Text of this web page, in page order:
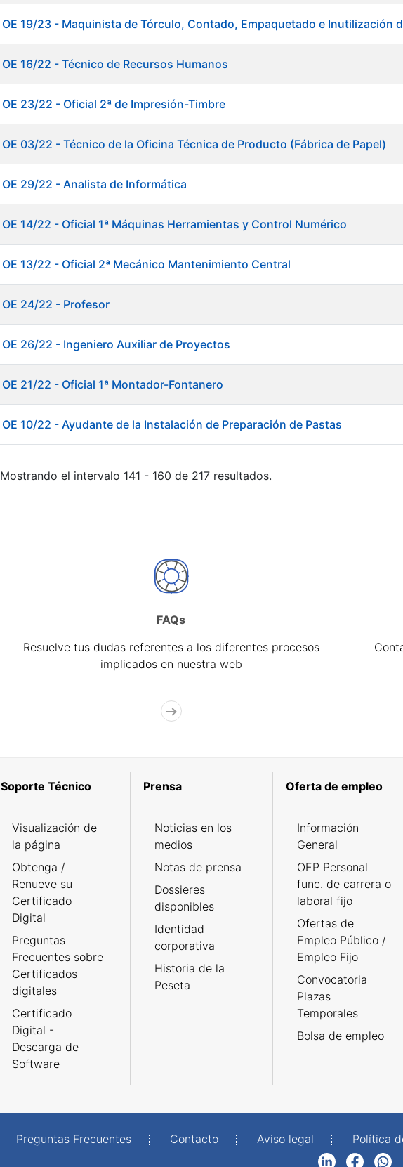
OE 19/23 - Maquinista de Tórculo, Contado, Empaquetado e Inutilización
OE 16/22 - Técnico de Recursos Humanos
OE 23/22 - Oficial 2ª de Impresión-Timbre
OE 03/22 - Técnico de la Oficina Técnica de Producto (Fábrica de Papel)
OE 29/22 - Analista de Informática
OE 14/22 - Oficial 1ª Máquinas Herramientas y Control Numérico
OE 13/22 - Oficial 2ª Mecánico Mantenimiento Central
OE 24/22 - Profesor
OE 26/22 - Ingeniero Auxiliar de Proyectos
OE 21/22 - Oficial 1ª Montador-Fontanero
OE 10/22 - Ayudante de la Instalación de Preparación de Pastas
Mostrando el intervalo 141 - 160 de 217 resultados.
FAQs
Resuelve tus dudas referentes a los diferentes procesos
implicados en nuestra web
Soporte Técnico
Visualización de
la página
Obtenga /
Renueve su
Certificado
Digital
Preguntas
Frecuentes sobre
Certificados
digitales
Certificado
Digital -
Descarga de
Software
Prensa
Noticias en los
medios
Notas de prensa
Dossieres
disponibles
Identidad
corporativa
Historia de la
Peseta
Oferta de empleo
Información
General
OEP Personal
func. de carrera o
laboral fijo
Ofertas de
Empleo Público /
Empleo Fijo
Convocatoria
Plazas
Temporales
Bolsa de empleo
Preguntas Frecuentes Contacto Aviso legal Política
FacebookWhatsApp